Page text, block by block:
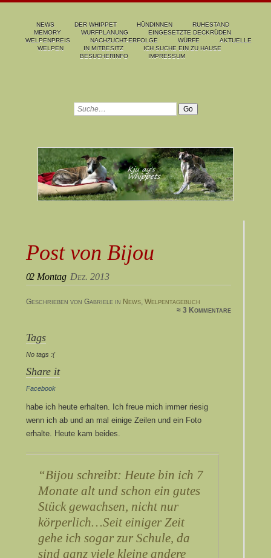
NEWS DER WHIPPET HÜNDINNEN
RUHESTAND
MEMORY
WURFPLANUNG
EINGESETZTE DECKRÜDEN
WELPENPREIS
NACHZUCHT-ERFOLGE WÜRFE
AKTUELLE
WELPEN
IN MITBESITZ
ICH SUCHE EIN ZU HAUSE
BESUCHERINFO
IMPRESSUM
Post von Bijou
02 Montag Dez. 2013
Geschrieben von Gabriele in News, Welpentagebuch
≈ 3 Kommentare
Tags
No tags :(
Share it
Facebook
habe ich heute erhalten. Ich freue mich immer riesig
wenn ich ab und an mal einige Zeilen und ein Foto
erhalte. Heute kam beides.
Bijou schreibt: Heute bin ich 7
Monate alt und schon ein gutes
Stück gewachsen, nicht nur
körperlich…Seit einiger Zeit
gehe ich sogar zur Schule, da
sind ganz viele kleine andere